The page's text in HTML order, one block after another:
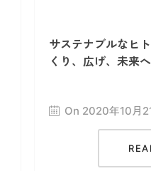
サステナブルなヒ
くり、広げ、未来
On 2020年10月